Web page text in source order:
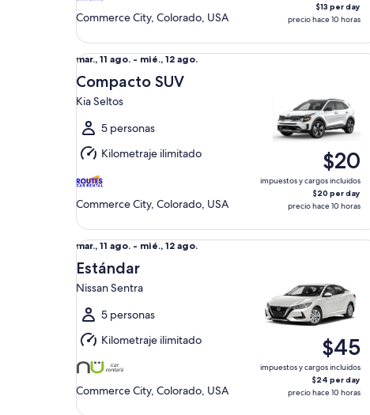
Commerce City, Colorado, USA
$13 per day
precio hace 10 horas
Del
mar.,
11
ago.
al
mié.,
12
ago.
mar., 11 ago. - mié., 12 ago.
Compacto SUV
Kia Seltos
5 personas
Kilometraje ilimitado
Commerce City, Colorado, USA
$20
impuestos y cargos incluidos
$20 per day
precio hace 10 horas
Compacto SUV Kia Seltos
Del
mar.,
11
ago.
al
mié.,
12
ago.
mar., 11 ago. - mié., 12 ago.
Estándar
Nissan Sentra
5 personas
Kilometraje ilimitado
Commerce City, Colorado, USA
$45
impuestos y cargos incluidos
$24 per day
precio hace 10 horas
Estándar Nissan Sentra